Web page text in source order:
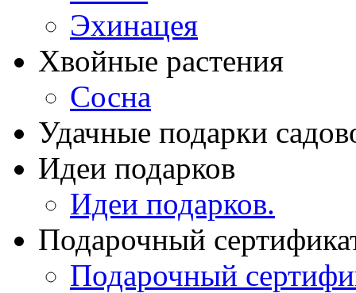
Эхинацея
Хвойные растения
Сосна
Удачные подарки
Идеи подарков
Идеи подарков.
Подарочный
Подарочный